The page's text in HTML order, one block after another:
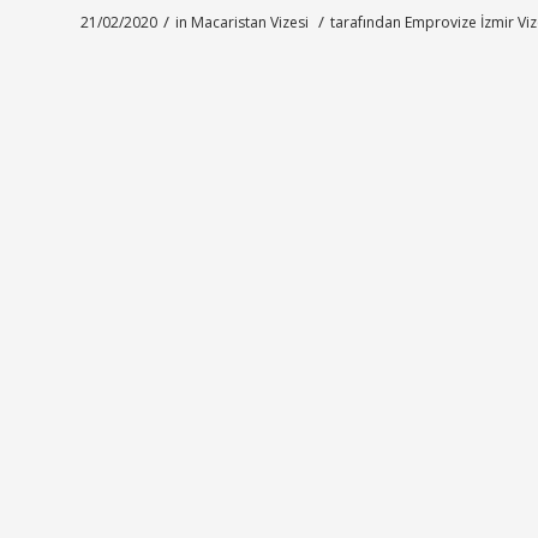
21/02/2020 / in Macaristan Vizesi / tarafından Emprovize İzmir